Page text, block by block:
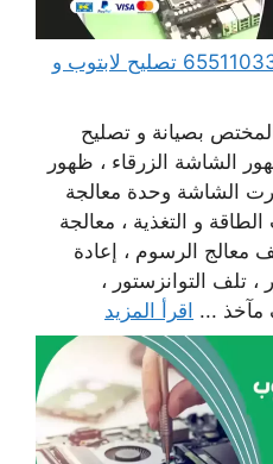
مهندس كمبيوتر النويصيب 65511033 تصليح لابتوب و
بصيانة و تصليح
الشاشة الزرقاء ، ظهور
الشاشة وحدة معالجة
و التغذية ، معالجة
معالج الرسوم ، إعادة
تلف التوانزستور ،
مآخذ ... اقرأ المزيد